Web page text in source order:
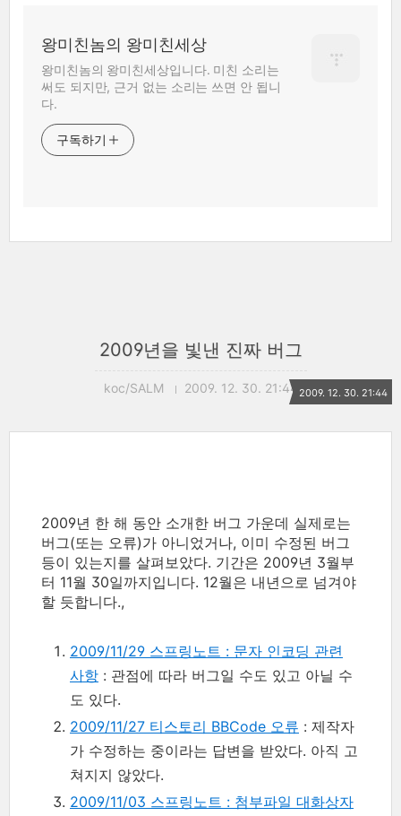
왕미친놈의 왕미친세상
왕미친놈의 왕미친세상입니다. 미친 소리는
써도 되지만, 근거 없는 소리는 쓰면 안 됩니
다.
구독하기
2009년을 빛낸 진짜 버그
koc/SALM 2009. 12. 30. 21:44 2009. 12. 30. 21:44
2009년 한 해 동안 소개한 버그 가운데 실제로는
버그(또는 오류)가 아니었거나, 이미 수정된 버그
등이 있는지를 살펴보았다. 기간은 2009년 3월부
터 11월 30일까지입니다. 12월은 내년으로 넘겨야
할 듯합니다.,
2009/11/29 스프링노트 : 문자 인코딩 관련
사항 : 관점에 따라 버그일 수도 있고 아닐 수
도 있다.
2009/11/27 티스토리 BBCode 오류 : 제작자
가 수정하는 중이라는 답변을 받았다. 아직 고
쳐지지 않았다.
2009/11/03 스프링노트 : 첨부파일 대화상자